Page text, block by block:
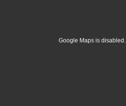
Google Maps is disabled.